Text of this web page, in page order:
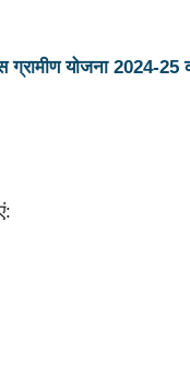
योजना 2024-25